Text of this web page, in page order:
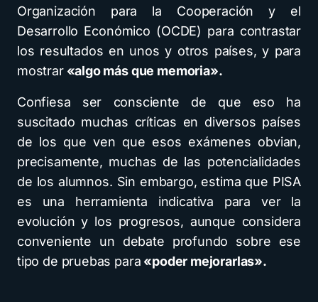
Organización para la Cooperación y el
Desarrollo Económico (OCDE) para contrastar
los resultados en unos y otros países, y para
mostrar«algo más que memoria».
Confiesa ser consciente de que eso ha
suscitado muchas críticas en diversos países
de los que ven que esos exámenes obvian,
precisamente, muchas de las potencialidades
de los alumnos. Sin embargo, estima que PISA
es una herramienta indicativa para ver la
evolución y los progresos, aunque considera
conveniente un debate profundo sobre ese
tipo de pruebas para «poder mejorarlas».